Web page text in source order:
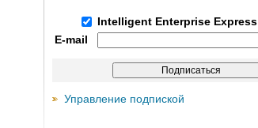
Intelligent Enterprise Express
E-mail
Управление подпиской